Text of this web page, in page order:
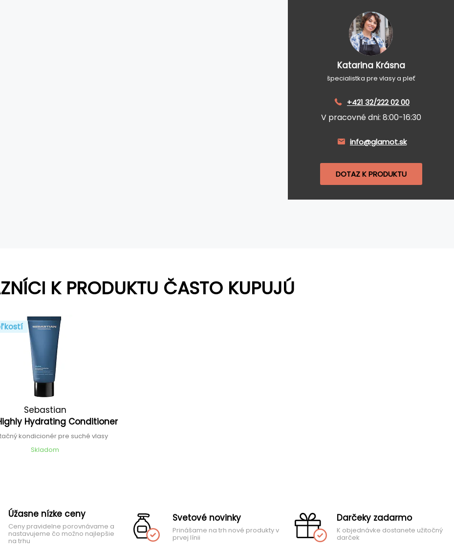
Katarina Krásna
špecialistka pre vlasy a pleť
+421 32/222 02 00
V pracovné dni: 8:00-16:30
info@glamot.sk
DOTAZ K PRODUKTU
K PRODUKTU ČASTO KUPUJÚ
Sebastian
Hydrating Conditioner
kondicionér pre suché vlasy
Skladom
Úžasne nízke ceny
Ceny pravidelne porovnávame a
nastavujeme čo možno najlepšie
na trhu
Svetové novinky
Prinášame na trh nové produkty v
prvej línii
Darčeky zadarmo
K objednávke dostanete užitočný
darček